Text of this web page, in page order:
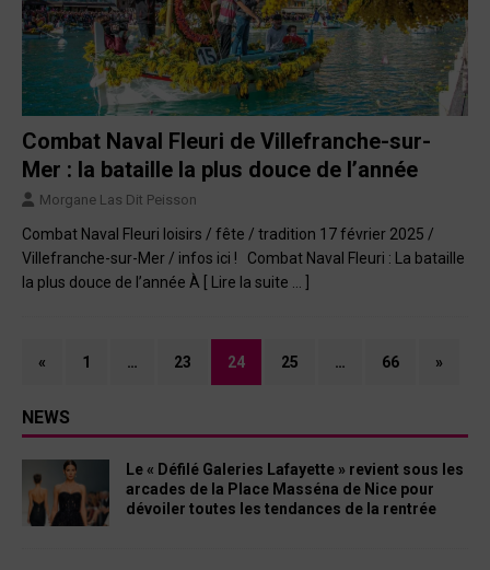
Combat Naval Fleuri de Villefranche-sur-
Mer : la bataille la plus douce de l’année
Morgane Las Dit Peisson
Combat Naval Fleuri loisirs / fête / tradition 17 février 2025 /
Villefranche-sur-Mer / infos ici ! Combat Naval Fleuri : La bataille
la plus douce de l’année À
[ Lire la suite … ]
« 1 … 23 24 25 … 66 »
NEWS
Le « Défilé Galeries Lafayette » revient sous les
arcades de la Place Masséna de Nice pour
dévoiler toutes les tendances de la rentrée